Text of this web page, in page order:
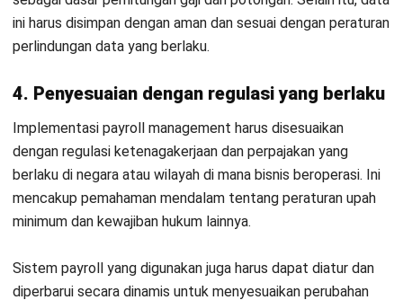
Sebelum sepenuhnya diimplementasikan, software HR yang
dipilih harus diuji coba terlebih dahulu untuk memastikan
dengan kebutuhan perusahaan.
Proses uji cobasistem payroll perusahaanmencakup
simulasi perhitungan gaji, potongan pajak, dan distribusi slip
gaji, serta pengelolaan data karyawan. Evaluasi dari uji coba
ini dapat membantu perusahaan dalam melakukan
penyesuaian sebelum digunakan secara penuh.
Dengan mengikuti langkah-langkah ini, perusahaan dapat